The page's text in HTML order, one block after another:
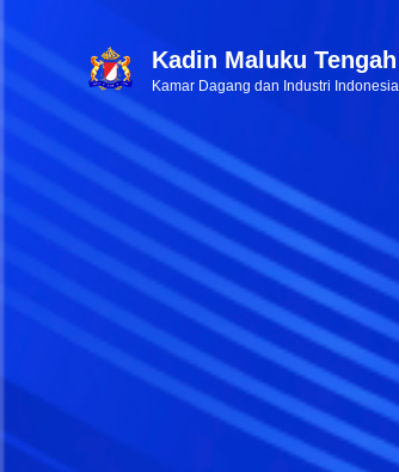
Kadin Maluku Tengah
Kamar Dagang dan Industri Indonesia